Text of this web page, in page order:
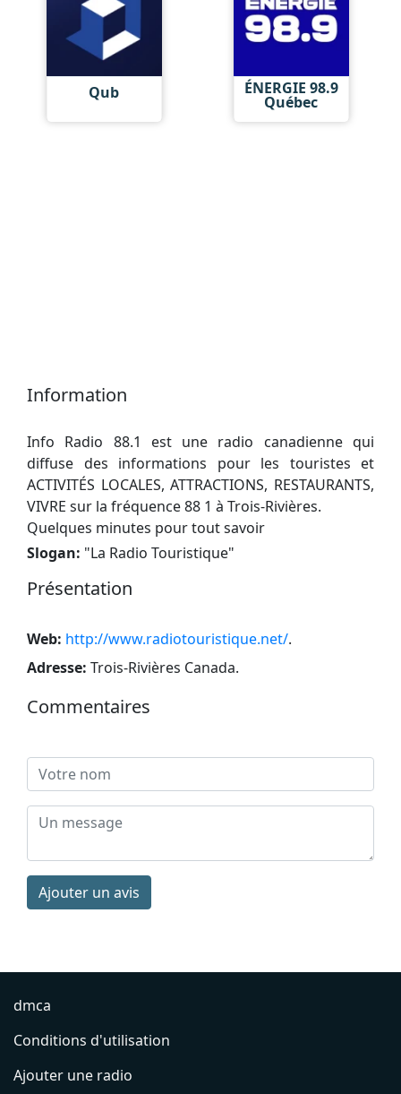
Qub ÉNERGIE 98.9
Québec
Information
Info Radio 88.1 est une radio canadienne qui
diffuse des informations pour les touristes et
ACTIVITÉS LOCALES, ATTRACTIONS, RESTAURANTS,
VIVRE sur la fréquence 88 1 à Trois-Rivières.
Quelques minutes pour tout savoir
Slogan: "La Radio Touristique"
Présentation
Web: http://www.radiotouristique.net/.
Adresse: Trois-Rivières Canada.
Commentaires
Ajouter un avis
dmca
Conditions d'utilisation
Ajouter une radio